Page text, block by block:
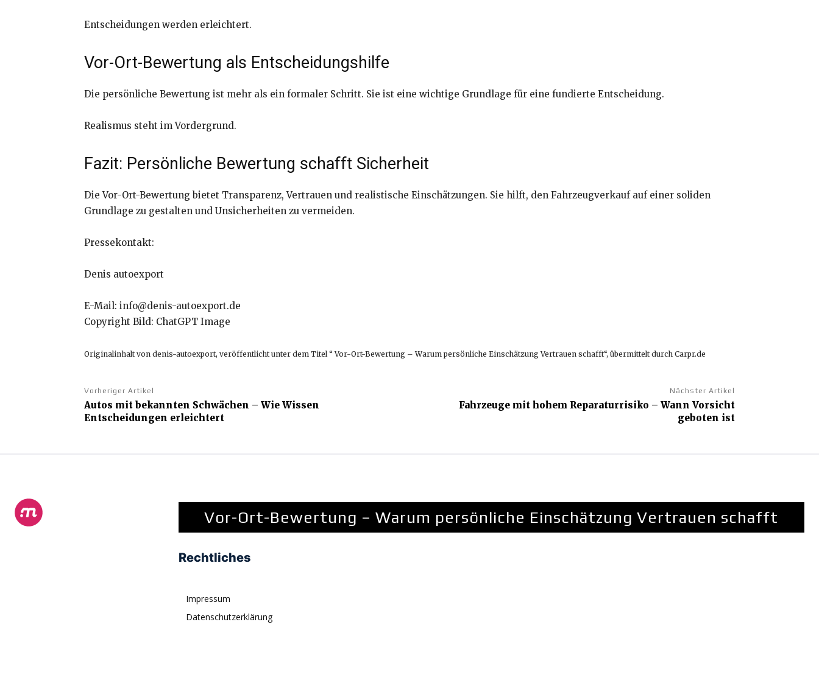
Entscheidungen werden erleichtert.
Vor-Ort-Bewertung als Entscheidungshilfe
Die persönliche Bewertung ist mehr als ein formaler Schritt. Sie ist eine wichtige Grundlage für eine fundierte Entscheidung.
Realismus steht im Vordergrund.
Fazit: Persönliche Bewertung schafft Sicherheit
Die Vor-Ort-Bewertung bietet Transparenz, Vertrauen und realistische Einschätzungen. Sie hilft, den Fahrzeugverkauf auf einer soliden
Grundlage zu gestalten und Unsicherheiten zu vermeiden.
Pressekontakt:
Denis autoexport
E-Mail: info@denis-autoexport.de
Copyright Bild: ChatGPT Image
Originalinhalt von denis-autoexport, veröffentlicht unter dem Titel “ Vor-Ort-Bewertung – Warum persönliche Einschätzung Vertrauen schafft“, übermittelt durch Carpr.de
Vorheriger Artikel
Autos mit bekannten Schwächen – Wie Wissen
Entscheidungen erleichtert
Nächster Artikel
Fahrzeuge mit hohem Reparaturrisiko – Wann Vorsicht
geboten ist
Vor-Ort-Bewertung – Warum persönliche Einschätzung Vertrauen schafft
Rechtliches
Impressum
Datenschutzerklärung